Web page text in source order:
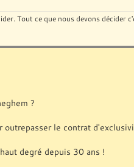
Tout ce que nous devons
?
le contrat
degré depuis 30 ans !